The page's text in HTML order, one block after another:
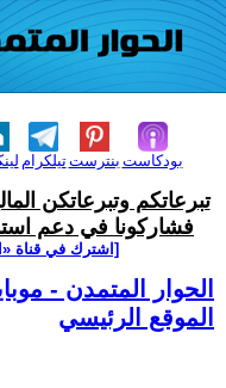
تيلكرامبنترست بودكاست
تبرعاتكم وتبرعاتكن
فشاركونا في دعم
[اشترك في قناة
الحوار المتمدن -
الموقع الرئيسي